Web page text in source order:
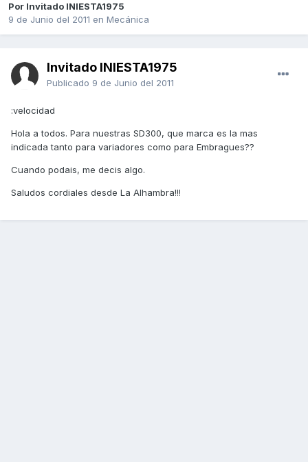
Por Invitado INIESTA1975
9 de Junio del 2011 en Mecánica
Invitado INIESTA1975
Publicado 9 de Junio del 2011
:velocidad
Hola a todos. Para nuestras SD300, que marca es la mas
indicada tanto para variadores como para Embragues??
Cuando podais, me decis algo.
Saludos cordiales desde La Alhambra!!!